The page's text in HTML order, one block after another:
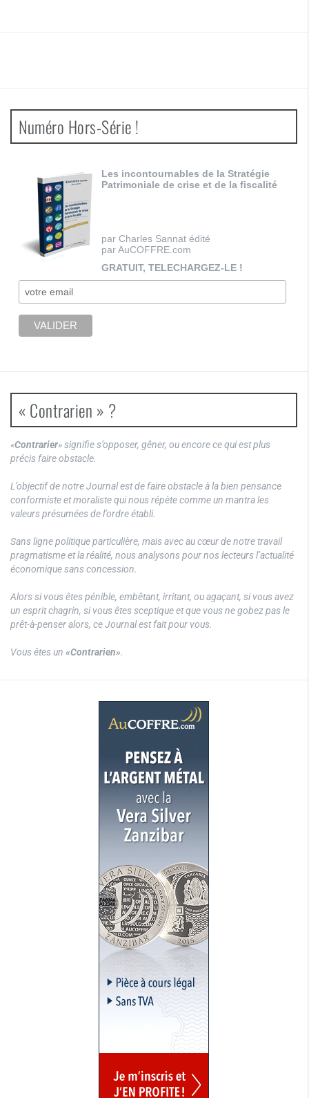
Numéro Hors-Série !
Les incontournables de la Stratégie
Patrimoniale de crise et de la fiscalité
par Charles Sannat édité
par AuCOFFRE.com
GRATUIT, TELECHARGEZ-LE !
« Contrarien » ?
«Contrarier» signifie s’opposer, gêner, ou encore ce qui est plus
précis faire obstacle.
L’objectif de notre Journal est de faire obstacle à la bien pensance
conformiste et moraliste qui nous répète comme un mantra les
valeurs présumées de l’ordre établi.
Sans ligne politique particulière, mais avec au cœur de notre travail
pragmatisme et la réalité, nous analysons pour nos lecteurs l’actualité
économique sans concession.
Alors si vous êtes pénible, embêtant, irritant, ou agaçant, si vous avez
un esprit chagrin, si vous êtes sceptique et que vous ne gobez pas le
prêt-à-penser alors, ce Journal est fait pour vous.
Vous êtes un «Contrarien».